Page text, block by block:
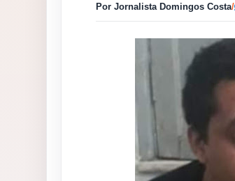
Por Jornalista Domingos Costa/